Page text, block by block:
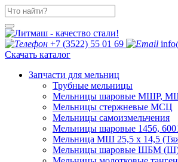
+7 (3522) 55 01 69
Скачать каталог
Запчасти для мельниц
Трубные мельницы
Мельницы шаровые МШР,
Мельницы стержневые МСЦ
Мельницы самоизмельчения
Мельницы шаровые 1456,
Мельница МШ 25,5 х 14,5
Мельницы шаровые ШБМ